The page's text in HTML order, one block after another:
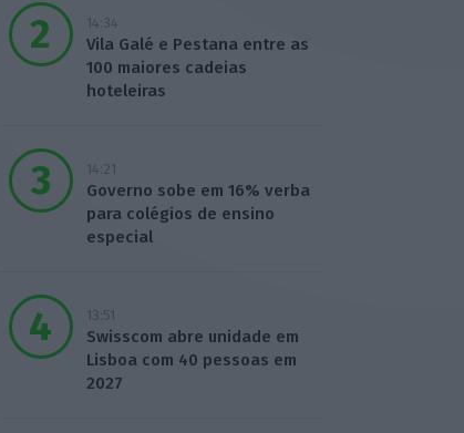
14:34
Vila Galé e Pestana entre as
100 maiores cadeias
hoteleiras
14:21
Governo sobe em 16% verba
para colégios de ensino
especial
13:51
Swisscom abre unidade em
Lisboa com 40 pessoas em
2027